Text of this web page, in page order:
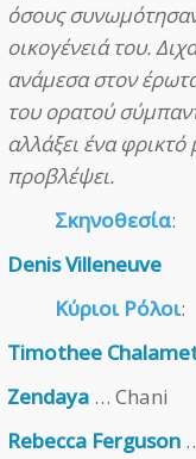
όσους
οικογένειά του.
ανάμεσα στον
του ορατού
αλλάξει ένα
προβλέψει.
Σκηνοθεσία:
Denis Villeneuve
Κύριοι Ρόλοι:
Timothee
Zendaya … Chani
Rebecca Ferguson